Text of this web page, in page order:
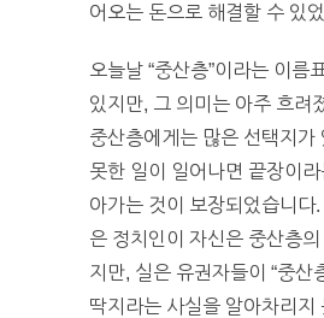
어오는 돈으로 해결할 수 있
오늘날 “중산층”이라는 이름
있지만, 그 의미는 아주 흐려
중산층에게는 많은 선택지가
못한 일이 일어나면 끝장이
아가는 것이 보장되었습니다
은 정치인이 자신은 중산층
지만, 실은 유권자들이 “중산
딱지라는 사실을 알아차리지